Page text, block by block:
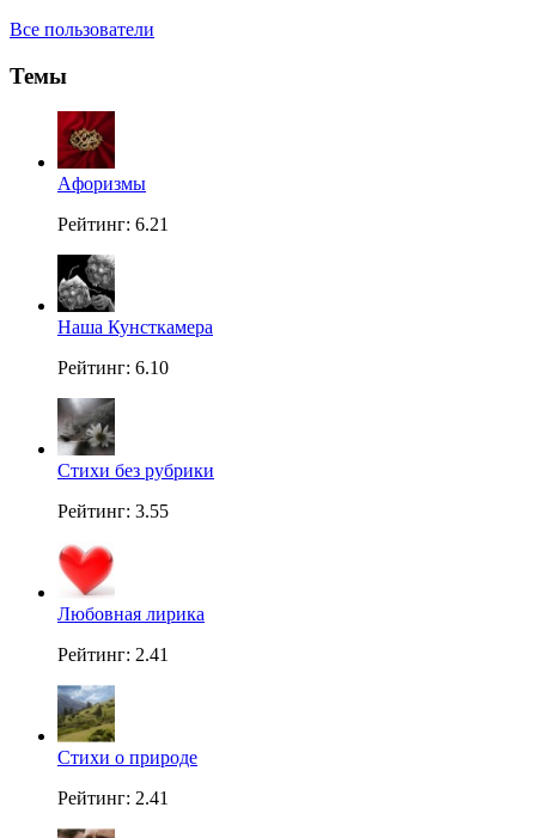
Все пользователи
Темы
Aфоризмы
Рейтинг: 6.21
Наша Кунсткамера
Рейтинг: 6.10
Стихи без рубрики
Рейтинг: 3.55
Любовная лирика
Рейтинг: 2.41
Стихи о природе
Рейтинг: 2.41